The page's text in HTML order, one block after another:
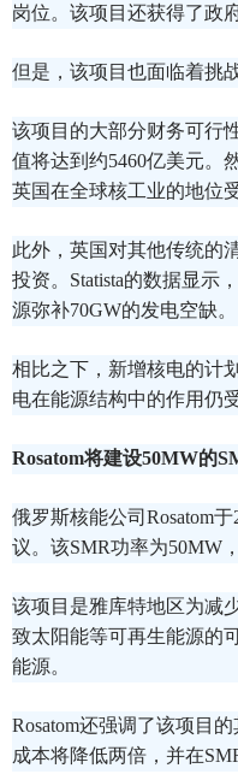
岗位。该项目还获得了政
但是，该项目也面临着挑战
该项目的大部分财务可行
值将达到约5460亿美元。
英国在全球核工业的地位
此外，英国对其他传统的
投资。Statista的数据显示
源弥补70GW的发电空缺。
相比之下，新增核电的计
电在能源结构中的作用仍
Rosatom将建设50MW的
俄罗斯核能公司Rosatom
议。该SMR功率为50MW
该项目是雅库特地区为减
致太阳能等可再生能源的
能源。
Rosatom还强调了该项目
成本将降低两倍，并在